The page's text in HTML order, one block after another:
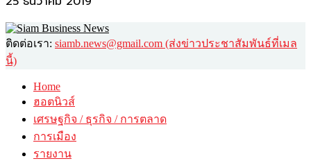
ติดต่อเรา: siamb.news@gmail.com (ส่งข่าวประชาสัมพันธ์ที่เมล
นี้)
Home
ฮอตนิวส์
เศรษฐกิจ / ธุรกิจ / การตลาด
การเมือง
รายงาน